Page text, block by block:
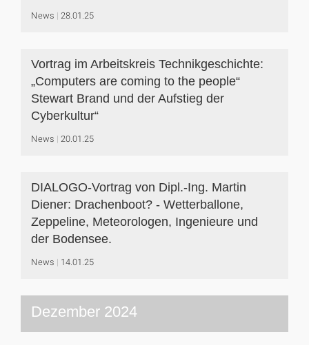
News 28.01.25
Vortrag im Arbeitskreis Technikgeschichte:
„Computers are coming to the people“
Stewart Brand und der Aufstieg der
Cyberkultur“
News 20.01.25
DIALOGO-Vortrag von Dipl.-Ing. Martin
Diener: Drachenboot? - Wetterballone,
Zeppeline, Meteorologen, Ingenieure und
der Bodensee.
News 14.01.25
Dezember 2024